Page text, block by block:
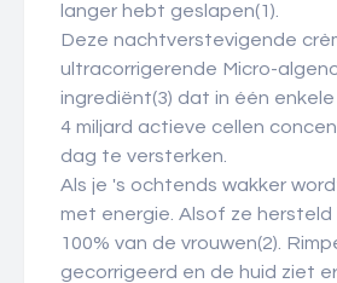
langer hebt geslapen(1).
Deze nachtverstevigende
ultracorrigerende Micro-
ingrediënt(3) dat in één
4 miljard actieve cellen
dag te versterken.
Als je 's ochtends wakker
met energie. Alsof ze hersteld
100% van de vrouwen(2).
gecorrigeerd en de huid ziet